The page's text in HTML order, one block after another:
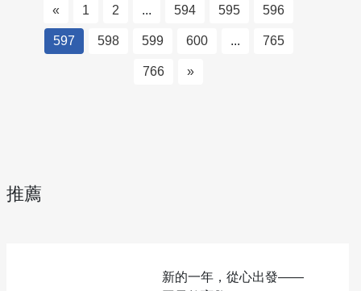
« 1 2 ... 594 595 596
597 598 599 600 ... 765
766 »
推薦
新的一年，從心出發——